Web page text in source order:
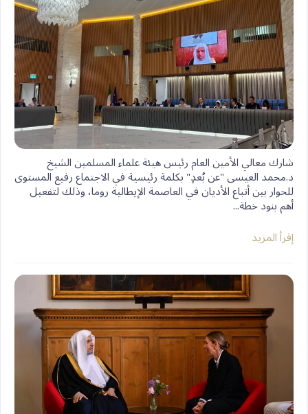
k
p
s
t
k
n
‏شارك معالي الأمين العام رئيس هيئة علماء المسلمين الشيخ
د.⁧‫محمد العيسى‬⁩‬⁩ "عن بُعدٍ" بكلمة رئيسية في الاجتماع رفيع المستوى
للحوار بين أتباع الأديان في العاصمة الإيطالية روما، وذلك لتفعيل
أهم بنود خطة...
إقرأ المزيد